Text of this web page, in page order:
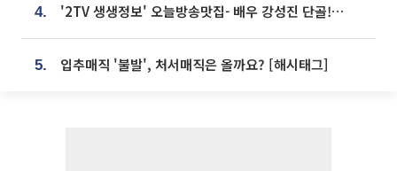
4. '2TV 생생정보' 오늘방송맛집- 배우 강성진 단골! 쌀국수ㆍ푸팟퐁 커리 맛집 '블○○○'
5. 입추매직 '불발', 처서매직은 올까요? [해시태그]